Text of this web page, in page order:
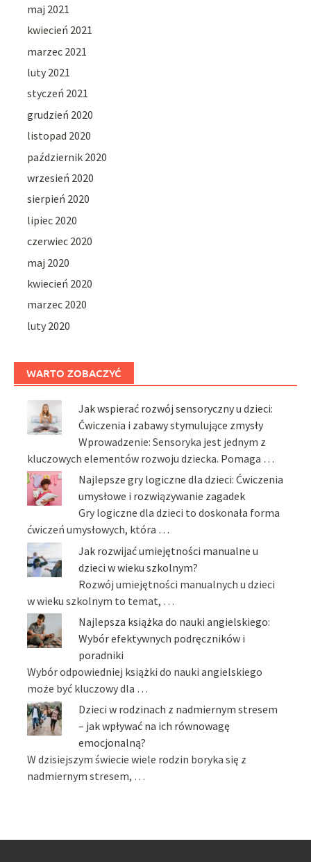
maj 2021
kwiecień 2021
marzec 2021
luty 2021
styczeń 2021
grudzień 2020
listopad 2020
październik 2020
wrzesień 2020
sierpień 2020
lipiec 2020
czerwiec 2020
maj 2020
kwiecień 2020
marzec 2020
luty 2020
WARTO ZOBACZYĆ
Jak wspierać rozwój sensoryczny u dzieci:
Ćwiczenia i zabawy stymulujące zmysły
Wprowadzenie: Sensoryka jest jednym z
kluczowych elementów rozwoju dziecka. Pomaga …
Najlepsze gry logiczne dla dzieci: Ćwiczenia
umysłowe i rozwiązywanie zagadek
Gry logiczne dla dzieci to doskonała forma
ćwiczeń umysłowych, która …
Jak rozwijać umiejętności manualne u
dzieci w wieku szkolnym?
Rozwój umiejętności manualnych u dzieci
w wieku szkolnym to temat, …
Najlepsza książka do nauki angielskiego:
Wybór efektywnych podręczników i
poradniki
Wybór odpowiedniej książki do nauki angielskiego
może być kluczowy dla …
Dzieci w rodzinach z nadmiernym stresem
– jak wpływać na ich równowagę
emocjonalną?
W dzisiejszym świecie wiele rodzin boryka się z
nadmiernym stresem, …